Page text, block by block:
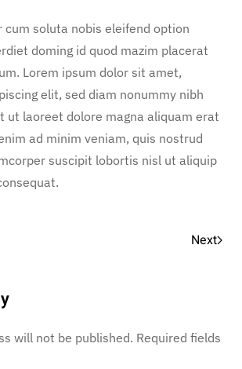
cum soluta nobis eleifend option
doming id quod mazim placerat
Lorem ipsum dolor sit amet,
elit, sed diam nonummy nibh
ut laoreet dolore magna aliquam erat
ad minim veniam, quis nostrud
suscipit lobortis nisl ut aliquip
Next
will not be published. Required fields